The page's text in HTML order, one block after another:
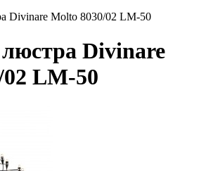
Divinare Molto 8030/02 LM-50
Divinare
LM-50